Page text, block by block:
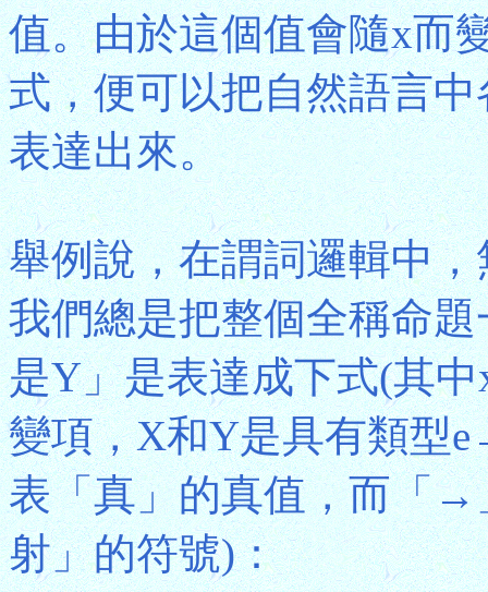
值。由於這個值會隨x而
式，便可以把自然語言
表達出來。
舉例說，在謂詞邏輯中
我們總是把整個全稱命
是Y」是表達成下式(其
變項，X和Y是具有類型
表「真」的真值，而「→
射」的符號)：